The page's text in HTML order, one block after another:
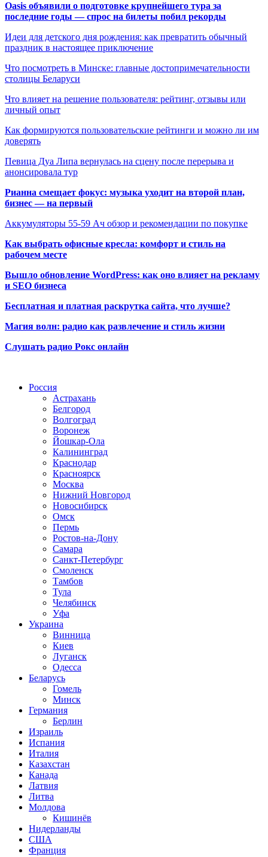
Oasis объявили о подготовке крупнейшего тура за
последние годы — спрос на билеты побил рекорды
Идеи для детского дня рождения: как превратить обычный
праздник в настоящее приключение
Что посмотреть в Минске: главные достопримечательности
столицы Беларуси
Что влияет на решение пользователя: рейтинг, отзывы или
личный опыт
Как формируются пользовательские рейтинги и можно ли им
доверять
Певица Дуа Липа вернулась на сцену после перерыва и
анонсировала тур
Рианна смещает фокус: музыка уходит на второй план,
бизнес — на первый
Аккумуляторы 55-59 Ач обзор и рекомендации по покупке
Как выбрать офисные кресла: комфорт и стиль на
рабочем месте
Вышло обновление WordPress: как оно влияет на рекламу
и SEO бизнеса
Бесплатная и платная раскрутка сайта, что лучше?
Магия волн: радио как развлечение и стиль жизни
Слушать радио Рокс онлайн
Россия
Астрахань
Белгород
Волгоград
Воронеж
Йошкар-Ола
Калининград
Краснодар
Красноярск
Москва
Нижний Новгород
Новосибирск
Омск
Пермь
Ростов-на-Дону
Самара
Санкт-Петербург
Смоленск
Тамбов
Тула
Челябинск
Уфа
Украина
Винница
Киев
Луганск
Одесса
Беларусь
Гомель
Минск
Германия
Берлин
Израиль
Испания
Италия
Казахстан
Канада
Латвия
Литва
Молдова
Кишинёв
Нидерланды
США
Франция